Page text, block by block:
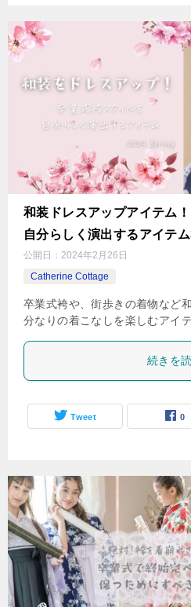
和装ドレスアップアイテム
自分らしく演出するアイテム
公開日： 2024年2月26日
Catherine Cottage
卒業式袴や、街歩きの着物など
分なりの着こなしを楽しむアイテ
続きを
Tweet 0